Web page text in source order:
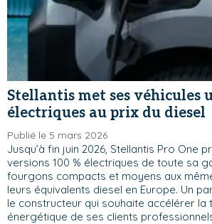
Stellantis met ses véhicules
électriques au prix du diesel
Publié le 5 mars 2026
Jusqu’à fin juin 2026, Stellantis Pro One
versions 100 % électriques de toute sa
fourgons compacts et moyens aux
leurs équivalents diesel en Europe. Un
le constructeur qui souhaite accélérer la
énergétique de ses clients